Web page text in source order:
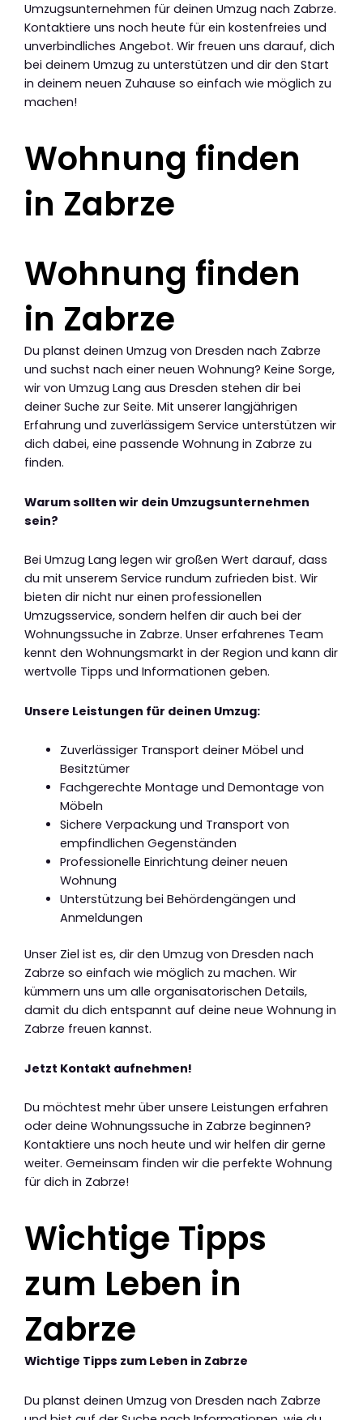
Umzugsunternehmen für deinen Umzug nach Zabrze.
Kontaktiere uns noch heute für ein kostenfreies und
unverbindliches Angebot. Wir freuen uns darauf, dich
bei deinem Umzug zu unterstützen und dir den Start
in deinem neuen Zuhause so einfach wie möglich zu
machen!
Wohnung finden
in Zabrze
Wohnung finden
in Zabrze
Du planst deinen Umzug von Dresden nach Zabrze
und suchst nach einer neuen Wohnung? Keine Sorge,
wir von Umzug Lang aus Dresden stehen dir bei
deiner Suche zur Seite. Mit unserer langjährigen
Erfahrung und zuverlässigem Service unterstützen wir
dich dabei, eine passende Wohnung in Zabrze zu
finden.
Warum sollten wir dein Umzugsunternehmen
sein?
Bei Umzug Lang legen wir großen Wert darauf, dass
du mit unserem Service rundum zufrieden bist. Wir
bieten dir nicht nur einen professionellen
Umzugsservice, sondern helfen dir auch bei der
Wohnungssuche in Zabrze. Unser erfahrenes Team
kennt den Wohnungsmarkt in der Region und kann dir
wertvolle Tipps und Informationen geben.
Unsere Leistungen für deinen Umzug:
Zuverlässiger Transport deiner Möbel und
Besitztümer
Fachgerechte Montage und Demontage von
Möbeln
Sichere Verpackung und Transport von
empfindlichen Gegenständen
Professionelle Einrichtung deiner neuen
Wohnung
Unterstützung bei Behördengängen und
Anmeldungen
Unser Ziel ist es, dir den Umzug von Dresden nach
Zabrze so einfach wie möglich zu machen. Wir
kümmern uns um alle organisatorischen Details,
damit du dich entspannt auf deine neue Wohnung in
Zabrze freuen kannst.
Jetzt Kontakt aufnehmen!
Du möchtest mehr über unsere Leistungen erfahren
oder deine Wohnungssuche in Zabrze beginnen?
Kontaktiere uns noch heute und wir helfen dir gerne
weiter. Gemeinsam finden wir die perfekte Wohnung
für dich in Zabrze!
Wichtige Tipps
zum Leben in
Zabrze
Wichtige Tipps zum Leben in Zabrze
Du planst deinen Umzug von Dresden nach Zabrze